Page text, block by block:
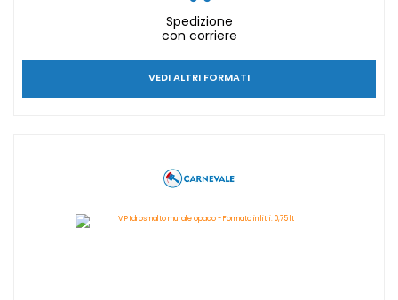
Spedizione
con corriere
VEDI ALTRI FORMATI